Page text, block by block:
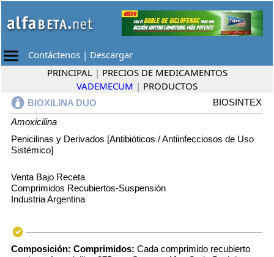
Contáctenos | Descargar
PRINCIPAL | PRECIOS DE MEDICAMENTOS
VADEMECUM | PRODUCTOS
BIOXILINA DUO
BIOSINTEX
Amoxicilina
Penicilinas y Derivados [Antibióticos / Antiinfecciosos de Uso
Sistémico]
Venta Bajo Receta
Comprimidos Recubiertos-Suspensión
Industria Argentina
Composición: Comprimidos: Cada comprimido recubierto